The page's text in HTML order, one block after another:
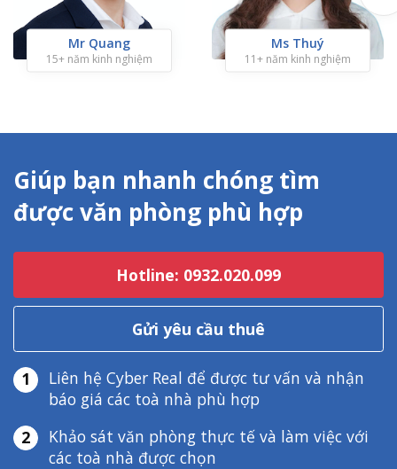
Mr Quang
15+ năm kinh nghiệm
Ms Thuý
11+ năm kinh nghiệm
Giúp bạn nhanh chóng tìm
được văn phòng phù hợp
Hotline: 0932.020.099
Gửi yêu cầu thuê
1
Liên hệ Cyber Real để được tư vấn và nhận
báo giá các toà nhà phù hợp
2
Khảo sát văn phòng thực tế và làm việc với
các toà nhà được chọn